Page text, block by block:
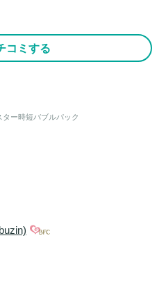
コミする
ター時短バブルパック